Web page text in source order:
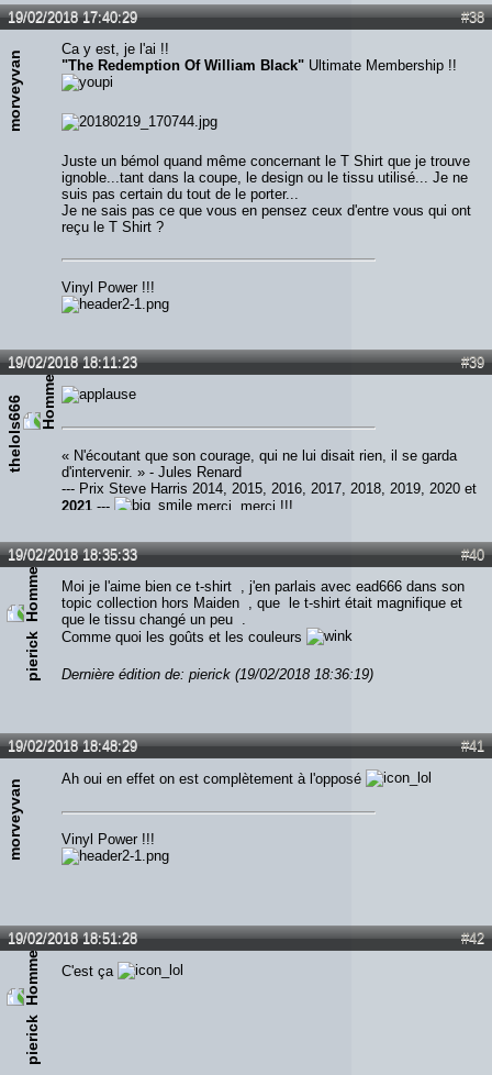
#38
19/02/2018 17:40:29
morveyvan
Ca y est, je l'ai !!
"The Redemption Of William Black" Ultimate Membership !!
Juste un bémol quand même concernant le T Shirt que je trouve
ignoble...tant dans la coupe, le design ou le tissu utilisé... Je ne
suis pas certain du tout de le porter...
Je ne sais pas ce que vous en pensez ceux d'entre vous qui ont
reçu le T Shirt ?
Vinyl Power !!!
#39
19/02/2018 18:11:23
thelols666
« N'écoutant que son courage, qui ne lui disait rien, il se garda
d'intervenir. » - Jules Renard
--- Prix Steve Harris 2014, 2015, 2016, 2017, 2018, 2019, 2020 et
2021 --- merci, merci !!!
#40
19/02/2018 18:35:33
pierick
Moi je l'aime bien ce t-shirt , j'en parlais avec ead666 dans son
topic collection hors Maiden , que le t-shirt était magnifique et
que le tissu changé un peu .
Comme quoi les goûts et les couleurs
Dernière édition de: pierick (19/02/2018 18:36:19)
#41
19/02/2018 18:48:29
morveyvan Ah oui en effet on est complètement à l'opposé
Vinyl Power !!!
#42
19/02/2018 18:51:28
pierick
C'est ça